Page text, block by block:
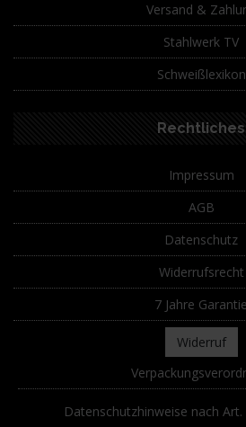
Versand &
Stahlwerk TV
Schweißlexikon
Rechtliches
Impressum
AGB
Datenschutz
Widerrufsrecht
7 Jahre Garantie
Widerruf
Datenschutzhinweise nach Art.